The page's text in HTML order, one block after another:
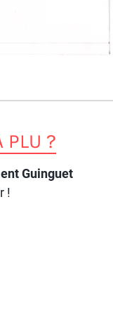
PLU ?
Guinguet
!